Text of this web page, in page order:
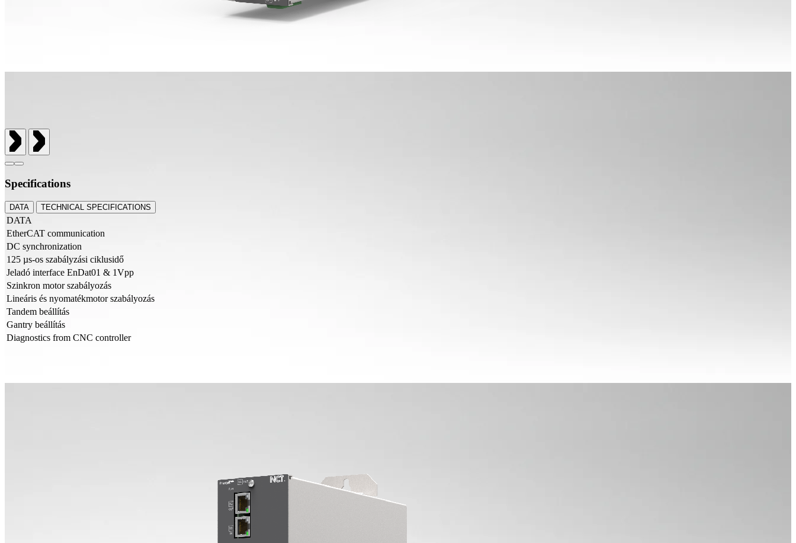
Specifications
DATA TECHNICAL SPECIFICATIONS
DATA
EtherCAT communication
DC synchronization
125 µs-os szabályzási ciklusidő
Jeladó interface EnDat01 & 1Vpp
Szinkron motor szabályozás
Lineáris és nyomatékmotor szabályozás
Tandem beállítás
Gantry beállítás
Diagnostics from CNC controller